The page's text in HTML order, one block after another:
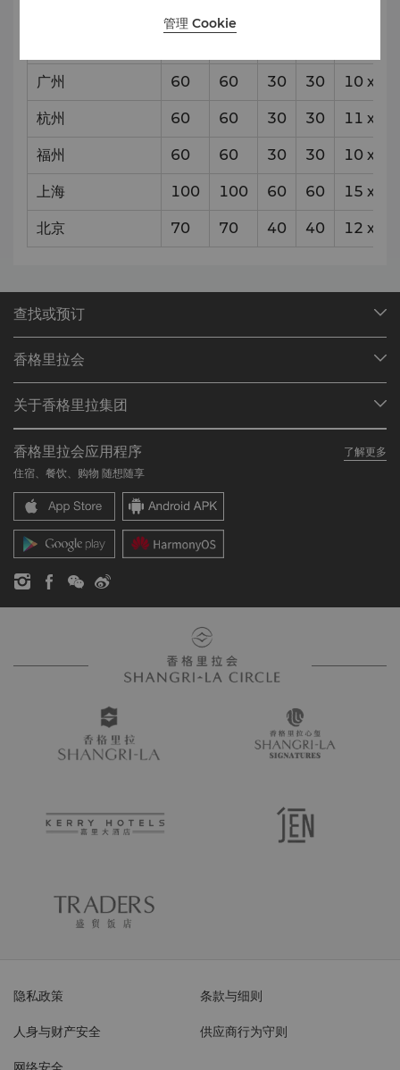
广州 60 60 30 30 10 x
杭州 60 60 30 30 11 x
福州 60 60 30 30 10 x
上海 100 100 60 60 15 x
北京 70 70 40 40 12 x
查找或预订
查找预订
餐厅与酒吧
香格里拉会
加入香格里拉会
常见问题
联络我们
关于香格里拉集团
我们的酒店品牌
香格里拉中心
香格里拉公寓
联系方式
职业发展
企业社会责任
新闻稿
香格里拉会应用程序
了解更多
住宿、餐饮、购物 随想随享
隐私政策 条款与细则
人身与财产安全 供应商行为守则
管理 Cookie